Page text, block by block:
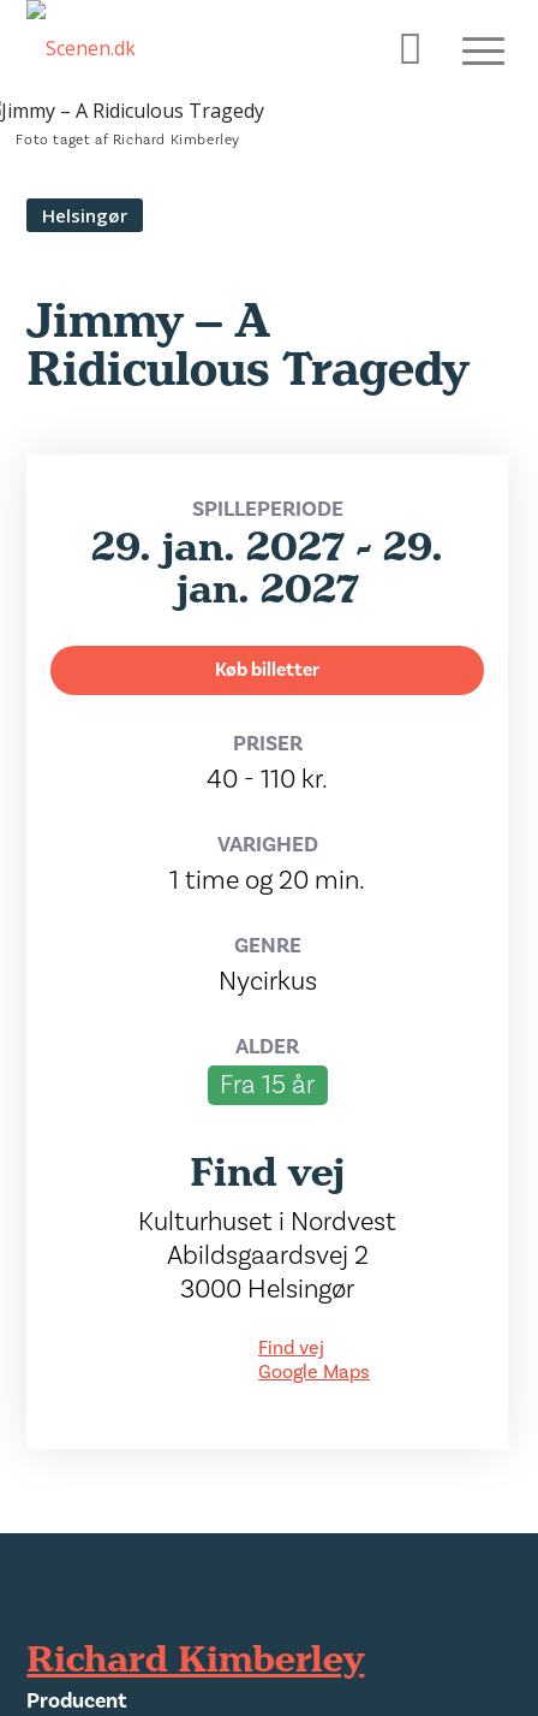
Foto taget af Richard Kimberley
Helsingør
Jimmy – A
Ridiculous Tragedy
SPILLEPERIODE
29. jan. 2027 - 29.
jan. 2027
Køb billetter
PRISER
40 - 110 kr.
VARIGHED
1 time og 20 min.
GENRE
Nycirkus
ALDER
Fra 15 år
Find vej
Kulturhuset i Nordvest
Abildsgaardsvej 2
3000 Helsingør
Find vej
Google Maps
Richard Kimberley
Producent